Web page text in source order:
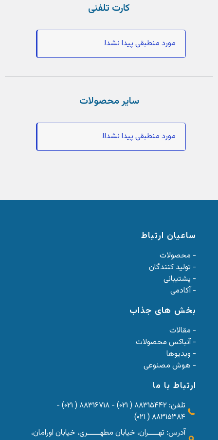
کارت تلفنی
مورد منطبقی پیدا نشد!
سایر محصولات
مورد منطبقی پیدا نشد!!
ساعیان ارتباط
- محصولات
- تولید کنندگان
- پشتیبانی
- آکادمی
بخش های جذاب
- مقالات
- آنباکس محصولات
- ویدیوها
- هوش مصنوعی
ارتباط با ما
تلفن: ۸۸۳۱۵۴۴۲ ( ۰۲۱) - ۸۸۳۱۶۷۱۸ ( ۰۲۱) -
۸۸۳۱۵۳۸۴ ( ۰۲۱)
آدرس: تهــــران، خیابان مطهـــــری، خیابان اورامان،